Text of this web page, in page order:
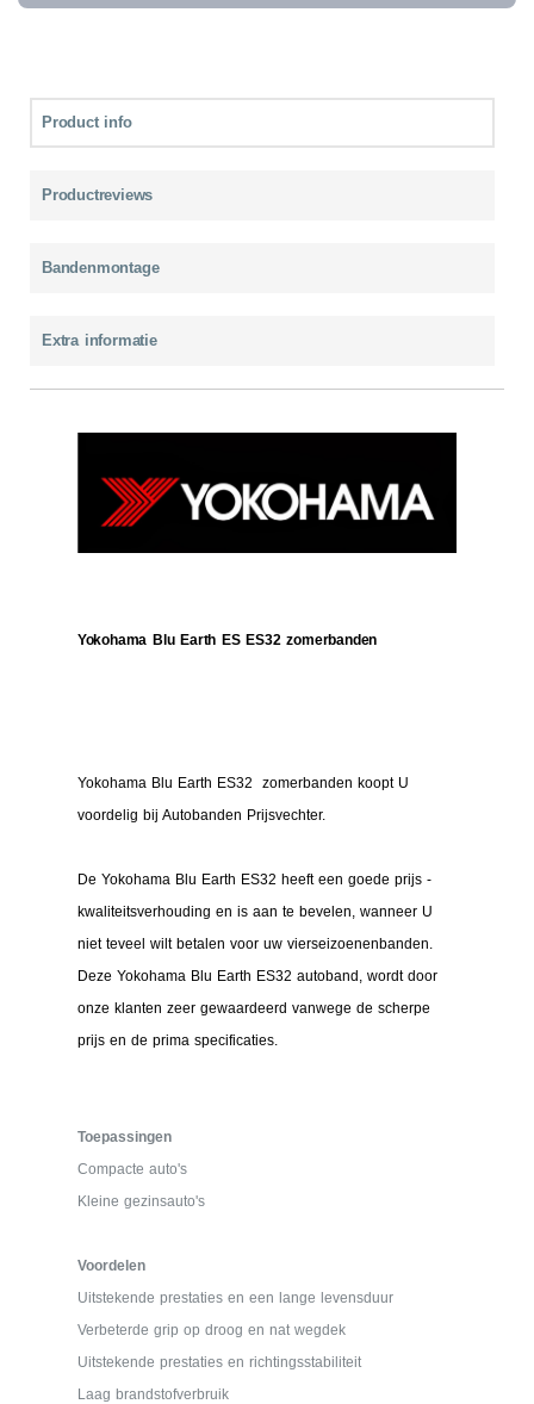
Product info
Productreviews
Bandenmontage
Extra informatie
Yokohama Blu Earth ES ES32 zomerbanden
Yokohama Blu Earth ES32 zomerbanden koopt U
voordelig bij Autobanden Prijsvechter.
De Yokohama Blu Earth ES32 heeft een goede prijs -
kwaliteitsverhouding en is aan te bevelen, wanneer U
niet teveel wilt betalen voor uw vierseizoenenbanden.
Deze Yokohama Blu Earth ES32 autoband, wordt door
onze klanten zeer gewaardeerd vanwege de scherpe
prijs en de prima specificaties.
Toepassingen
Compacte auto's
Kleine gezinsauto's
Voordelen
Uitstekende prestaties en een lange levensduur
Verbeterde grip op droog en nat wegdek
Uitstekende prestaties en richtingsstabiliteit
Laag brandstofverbruik